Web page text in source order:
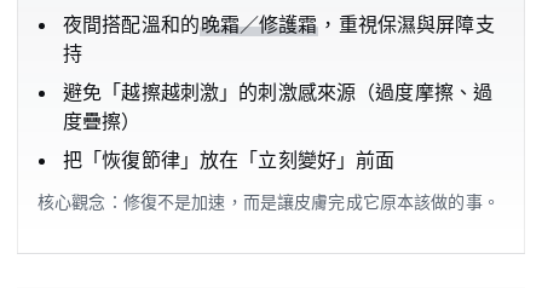
夜間搭配溫和的晚霜／修護霜 ，重視保濕與屏障支
持
避免「越擦越刺激」的刺激感來源（過度摩擦、過
度疊擦）
把「恢復節律」放在「立刻變好」前面
核心觀念：修復不是加速，而是讓皮膚完成它原本該做的事。